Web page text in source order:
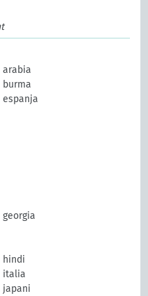
arabia
burma
espanja
georgia
hindi
italia
japani